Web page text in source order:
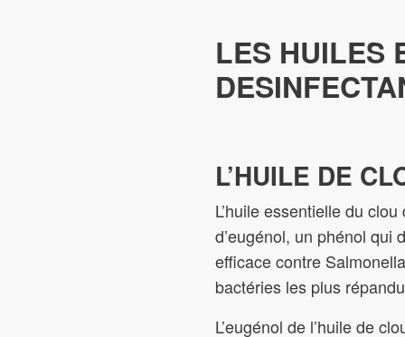
LES HUILES
L’HUILE DE
L’huile essentielle du
d’eugénol, un phénol qui
efficace contre
bactéries les plus
L’eugénol de l’huile de